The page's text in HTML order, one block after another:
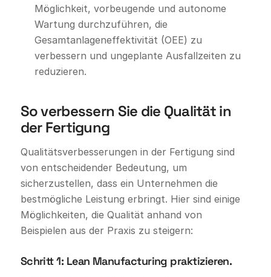
Möglichkeit, vorbeugende und autonome
Wartung durchzuführen, die
Gesamtanlageneffektivität (OEE) zu
verbessern und ungeplante Ausfallzeiten zu
reduzieren.
So verbessern Sie die Qualität in
der Fertigung
Qualitätsverbesserungen in der Fertigung sind
von entscheidender Bedeutung, um
sicherzustellen, dass ein Unternehmen die
bestmögliche Leistung erbringt. Hier sind einige
Möglichkeiten, die Qualität anhand von
Beispielen aus der Praxis zu steigern:
Schritt 1: Lean Manufacturing praktizieren.